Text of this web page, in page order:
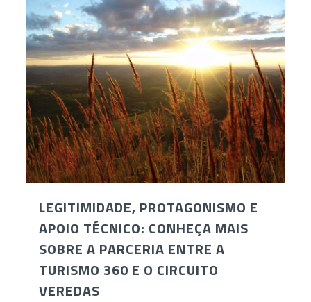
LEGITIMIDADE, PROTAGONISMO E
APOIO TÉCNICO: CONHEÇA MAIS
SOBRE A PARCERIA ENTRE A
TURISMO 360 E O CIRCUITO
VEREDAS